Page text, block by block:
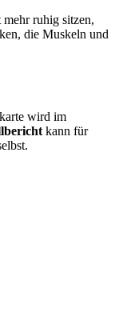
ruhig sitzen,
die Muskeln und
wird im
kann für